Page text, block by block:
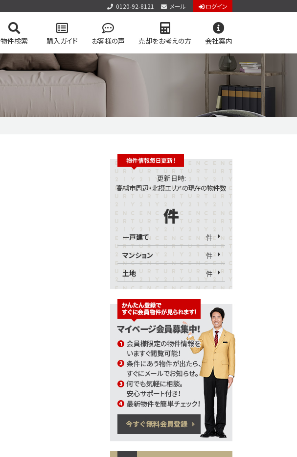
0120-92-8121 メール ログイン
物件検索
ピックアップ物件特集 vol.1
今すぐ見られる土地
購入ガイド お客様の声 売却をお考えの方 会社案内
更新日時:
高槻市周辺・北摂エリアの現在の物件数
件
一戸建て
件
マンション
件
土地
件